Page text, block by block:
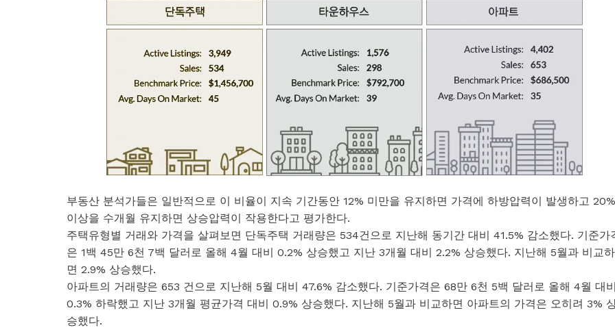
부동산 분석가들은 일반적으로 이 비율이 지속 기간동안 12% 미만을 유지하면 가격에 하방압력이 발생하고 20%
이상을 수개월 유지하면 상승압력이 작용한다고 평가한다.
주택유형별 거래와 가격을 살펴보면 단독주택 거래량은 534건으로 지난해 동기간 대비 41.5% 감소했다. 기준가
은 1백 45만 6천 7백 달러로 올해 4월 대비 0.2% 상승했고 지난 3개월 대비 2.2% 상승했다. 지난해 5월과 비교하
면 2.9% 상승했다.
아파트의 거래량은 653 건으로 지난해 5월 대비 47.6% 감소했다. 기준가격은 68만 6천 5백 달러로 올해 4월 대비
0.3% 하락했고 지난 3개월 평균가격 대비 0.9% 상승했다. 지난해 5월과 비교하면 아파트의 가격은 오히려 3%
승했다.